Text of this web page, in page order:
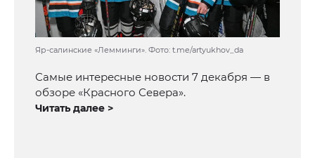
Яр-салинские «Лемминги». Фото: t.me/artyukhov_da
Самые интересные новости 7 декабря — в
обзоре «Красного Севера».
Читать далее >